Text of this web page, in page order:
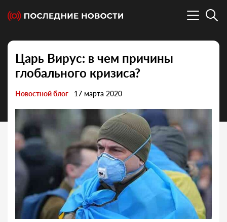
Царь Вирус: в чем причины
глобального кризиса?
Новостной блог 17 марта 2020